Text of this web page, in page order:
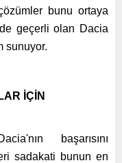
bunu ortaya
de geçerli olan Dacia
sunuyor.
İÇİN
başarısını
sadakati bunun en